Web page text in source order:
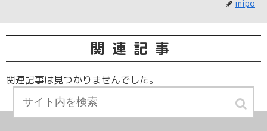
mipo
関連記事
関連記事は見つかりませんでした。